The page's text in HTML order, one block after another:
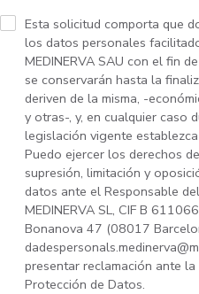
Esta solicitud comporta que
los datos personales
MEDINERVA SAU con el fin
se conservarán hasta la
deriven de la misma, -
y otras-, y, en cualquier caso
legislación vigente
Puedo ejercer los derechos
supresión, limitación y
datos ante el Responsable
MEDINERVA SL, CIF B
Bonanova 47 (08017
presentar reclamación ante
Protección de Datos.